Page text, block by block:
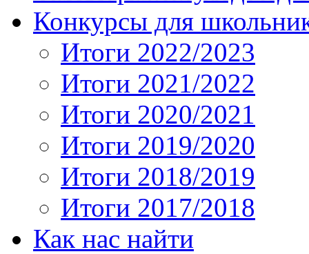
Конкурсы для
Итоги 2022/2023
Итоги 2021/2022
Итоги 2020/2021
Итоги 2019/2020
Итоги 2018/2019
Итоги 2017/2018
Как нас найти